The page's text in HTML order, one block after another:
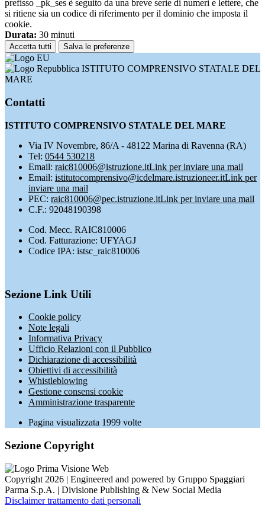
prefisso _pk_ses è seguito da una breve serie di numeri e lettere, che
si ritiene sia un codice di riferimento per il dominio che imposta il
cookie.
Durata: 30 minuti
Accetta tutti Salva le preferenze
ISTITUTO COMPRENSIVO STATALE DEL
MARE
Contatti
ISTITUTO COMPRENSIVO STATALE DEL MARE
Via IV Novembre, 86/A - 48122 Marina di Ravenna (RA)
Tel: 0544 530218
Email: raic810006@istruzione.itLink per inviare una mail
Email: istitutocomprensivo@icdelmare.istruzioneer.itLink per
inviare una mail
PEC: raic810006@pec.istruzione.itLink per inviare una mail
C.F.: 92048190398
Cod. Mecc. RAIC810006
Cod. Fatturazione: UFYAGJ
Codice IPA: istsc_raic810006
Sezione Link Utili
Cookie policy
Note legali
Informativa Privacy
Ufficio Relazioni con il Pubblico
Dichiarazione di accessibilità
Obiettivi di accessibilità
Whistleblowing
Gestione consensi cookie
Amministrazione trasparente
Pagina visualizzata 1999 volte
Sezione Copyright
Copyright 2026 | Engineered and powered by Gruppo Spaggiari
Parma S.p.A. | Divisione Publishing & New Social Media
Disclaimer trattamento dati personali